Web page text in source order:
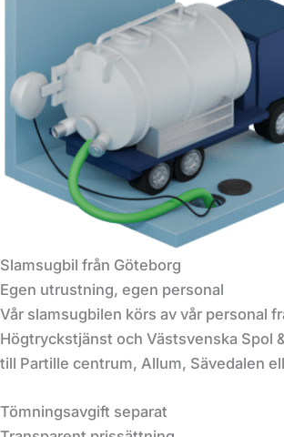
Slamsugbil från Göteborg
Egen utrustning, egen personal
Vår slamsugbilen körs av vår personal
Högtryckstjänst och Västsvenska Spol
till Partille centrum, Allum, Sävedalen
Tömningsavgift separat